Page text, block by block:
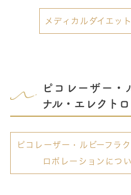
メディカルダイエッ
ピコレーザー・
ナル・エレクト
ピコレーザー・ルビーフラ
ロポレーションにつ